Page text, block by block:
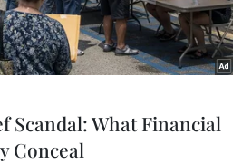
Scandal: What Financial
Conceal